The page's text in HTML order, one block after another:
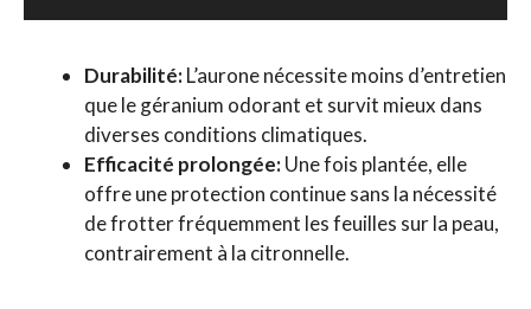
Durabilité:L’aurone nécessite moins d’entretien
que le géranium odorant et survit mieux dans
diverses conditions climatiques.
Efficacité prolongée:Une fois plantée, elle
offre une protection continue sans la nécessité
de frotter fréquemment les feuilles sur la peau,
contrairement à la citronnelle.